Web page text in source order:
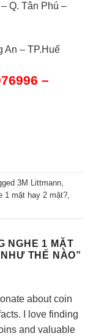
Q. Tân Phú –
An – TP.Huế
–
3M Littmann
1 mặt hay 2 mặt?
NGHE 1 MẶT
THẾ NÀO”
about coin
I love finding
and valuable